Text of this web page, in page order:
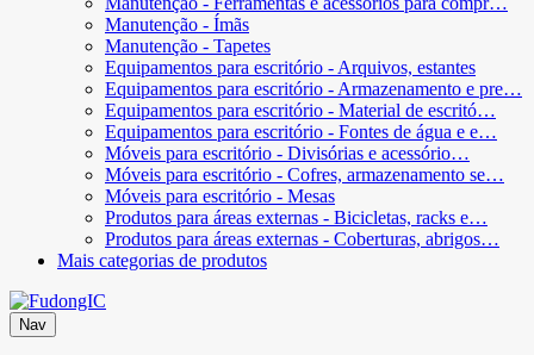
Manutenção - Ímãs
Manutenção - Tapetes
Equipamentos para escritório - Arquivos, estantes
Equipamentos para escritório - Armazenamento e pre…
Equipamentos para escritório - Material de escritó…
Equipamentos para escritório - Fontes de água e e…
Móveis para escritório - Divisórias e acessório…
Móveis para escritório - Cofres, armazenamento se…
Móveis para escritório - Mesas
Produtos para áreas externas - Bicicletas, racks e…
Produtos para áreas externas - Coberturas, abrigos…
Mais categorias de produtos
Nav